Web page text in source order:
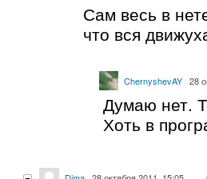
Сам весь в
что вся
ChernyshevAY 28
Думаю нет.
Хоть в